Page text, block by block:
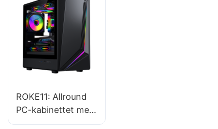
ROKE11: Allround
PC-kabinettet med
raffineret 360°